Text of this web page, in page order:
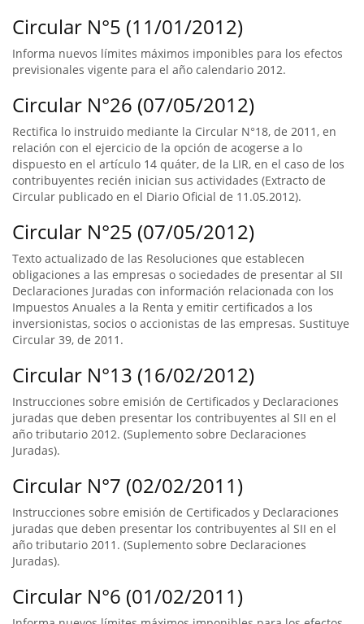
Circular N°5 (11/01/2012)
Informa nuevos límites máximos imponibles para los efectos
previsionales vigente para el año calendario 2012.
Circular N°26 (07/05/2012)
Rectifica lo instruido mediante la Circular N°18, de 2011, en
relación con el ejercicio de la opción de acogerse a lo
dispuesto en el artículo 14 quáter, de la LIR, en el caso de los
contribuyentes recién inician sus actividades (Extracto de
Circular publicado en el Diario Oficial de 11.05.2012).
Circular N°25 (07/05/2012)
Texto actualizado de las Resoluciones que establecen
obligaciones a las empresas o sociedades de presentar al SII
Declaraciones Juradas con información relacionada con los
Impuestos Anuales a la Renta y emitir certificados a los
inversionistas, socios o accionistas de las empresas. Sustituye
Circular 39, de 2011.
Circular N°13 (16/02/2012)
Instrucciones sobre emisión de Certificados y Declaraciones
juradas que deben presentar los contribuyentes al SII en el
año tributario 2012. (Suplemento sobre Declaraciones
Juradas).
Circular N°7 (02/02/2011)
Instrucciones sobre emisión de Certificados y Declaraciones
juradas que deben presentar los contribuyentes al SII en el
año tributario 2011. (Suplemento sobre Declaraciones
Juradas).
Circular N°6 (01/02/2011)